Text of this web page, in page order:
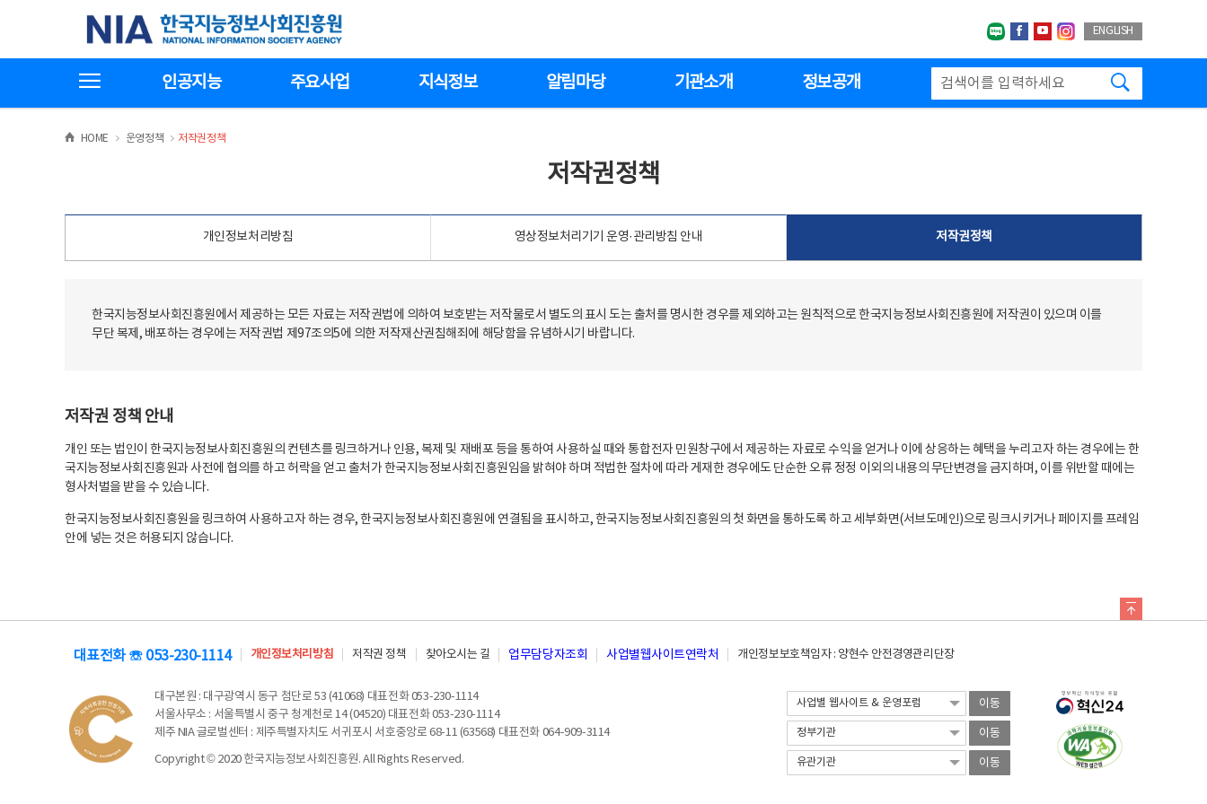
기
한국지능정보사회진흥원
네이버블로그
페이스북
유투브인스타그랩
ENGLISH
인공지능 주요사업 지식정보 알림마당 기관소개 정보공개
HOME >운영정책 >
저작권정책
저작권정책
개인정보처리방침 영상정보처리기기 운영·관리방침 안내 저작권정책
한국지능정보사회진흥원에서 제공하는 모든 자료는 저작권법에 의하여 보호받는 저작물로서 별도의 표시 도는 출처를 명시한 경우를 제외하고는 원칙적으로 한국지능정보사회진흥원에 저작권이 있으며 이를
무단 복제, 배포하는 경우에는 저작권법 제97조의5에 의한 저작재산권침해죄에 해당함을 유념하시기 바랍니다.
저작권 정책 안내
개인 또는 법인이 한국지능정보사회진흥원의 컨텐츠를 링크하거나 인용, 복제 및 재배포 등을 통하여 사용하실 때와 통합전자 민원창구에서 제공하는 자료로 수익을 얻거나 이에 상응하는 혜택을 누리고자 하는 경우에는 한
국지능정보사회진흥원과 사전에 협의를 하고 허락을 얻고 출처가 한국지능정보사회진흥원임을 밝혀야 하며 적법한 절차에 따라 게재한 경우에도 단순한 오류 정정 이외의 내용의 무단변경을 금지하며, 이를 위반할 때에는
형사처벌을 받을 수 있습니다.
한국지능정보사회진흥원을 링크하여 사용하고자 하는 경우, 한국지능정보사회진흥원에 연결됨을 표시하고, 한국지능정보사회진흥원의 첫 화면을 통하도록 하고 세부화면(서브도메인)으로 링크시키거나 페이지를 프레임
안에 넣는 것은 허용되지 않습니다.
대표전화 ☏ 053-230-1114 개인정보처리방침 저작권 정책 찾아오시는 길 업무담당자조회 사업별웹사이트연락처 개인정보보호책임자 : 양현수 안전경영관리단장
대구본원 : 대구광역시 동구 첨단로 53 (41068) 대표전화 053-230-1114
서울사무소 : 서울특별시 중구 청계천로 14 (04520) 대표전화 053-230-1114
제주 NIA 글로벌센터 : 제주특별자치도 서귀포시 서호중앙로 68-11 (63568) 대표전화 064-909-3114
Copyright © 2020 한국지능정보사회진흥원. All Rights Reserved.
이동
이동
이동